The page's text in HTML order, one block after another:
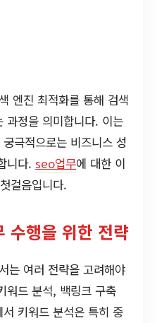
엔진 최적화를 통해 검색
과정을 의미합니다. 이는
극적으로는 비즈니스 성
니다. seo업무에 대한 이
걸음입니다.
수행을 위한 전략
는 여러 전략을 고려해야
워드 분석, 백링크 구축
키워드 분석은 특히 중